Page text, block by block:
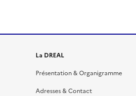
La DREAL
Présentation & Organigramme
Adresses & Contact